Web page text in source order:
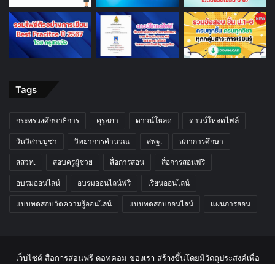
กระทรวงศึกษาธิการ คุรุสภา ดาวน์โหลด ดาวน์โหลดไฟล์
วันวิสาขบูชา วิทยาการคำนวณ สพฐ. สภาการศึกษา
สสวท. สอบครูผู้ช่วย สื่อการสอน สื่อการสอนฟรี
แบบทดสอบวัดความรู้ออนไลน์
Last Modified Posts